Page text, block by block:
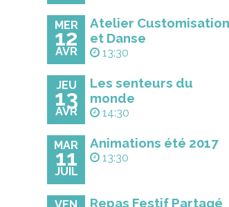
MER
12
AVR
Atelier Customisation
et Danse
13:30
JEU
13
AVR
Les senteurs du
monde
14:30
MAR
11
JUIL
Animations été 2017
13:30
Repas Festif Partagé